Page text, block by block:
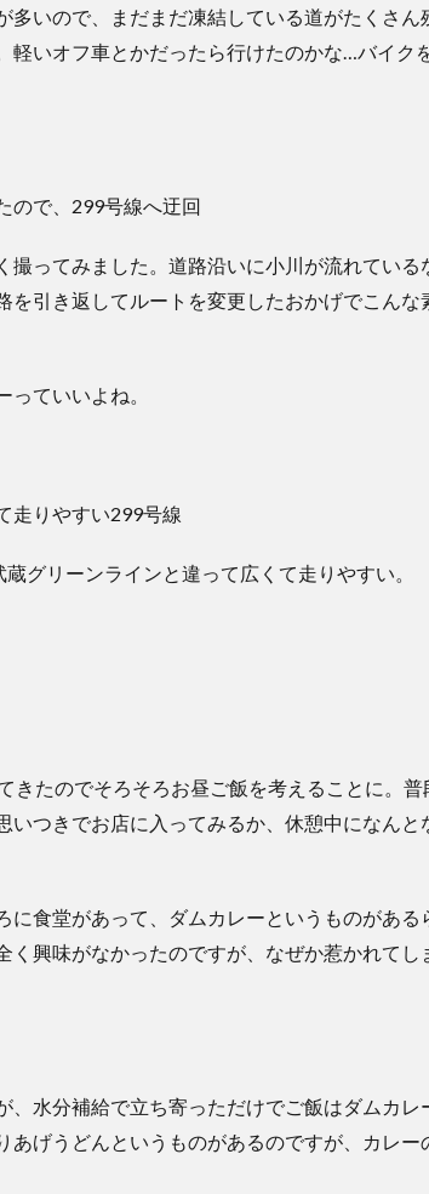
多いので、まだまだ凍結している道がたくさん
軽いオフ車とかだったら行けたのかな…バイク
ってみました。道路沿いに小川が流れている
を引き返してルートを変更したおかげでこんな
ていいよね。
グリーンラインと違って広くて走りやすい。
きたのでそろそろお昼ご飯を考えることに。普
つきでお店に入ってみるか、休憩中になんと
に食堂があって、ダムカレーというものがある
く興味がなかったのですが、なぜか惹かれてし
、水分補給で立ち寄っただけでご飯はダムカレ
あげうどんというものがあるのですが、カレー